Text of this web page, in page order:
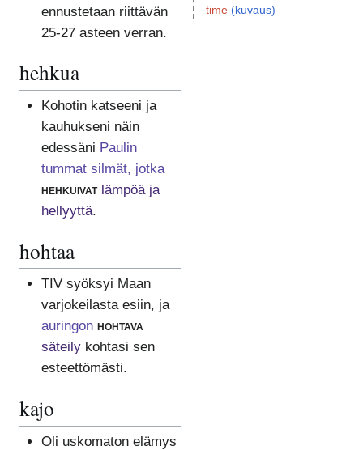
ennustetaan riittävän
25-27 asteen verran.
hehkua
Kohotin katseeni ja
kauhukseni näin
edessäni Paulin
tummat silmät, jotka
hehkuivat lämpöä ja
hellyyttä.
hohtaa
TIV syöksyi Maan
varjokeilasta esiin, ja
auringon hohtava
säteilykohtasi sen
esteettömästi.
kajo
Oli uskomaton elämys
time (kuvaus)